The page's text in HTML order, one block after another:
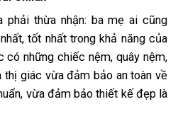
phải thừa nhận: ba mẹ ai cũng
tốt nhất trong khả năng của
có những chiếc nệm, quây nệm,
giác vừa đảm bảo an toàn về
vừa đảm bảo thiết kế đẹp là